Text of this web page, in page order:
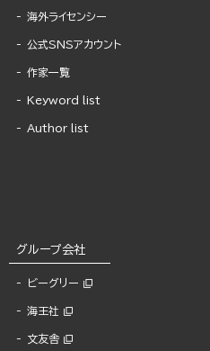
海外ライセンシー
公式SNSアカウント
作家一覧
Keyword list
Author list
グループ会社
ビーグリー
海王社
文友舎